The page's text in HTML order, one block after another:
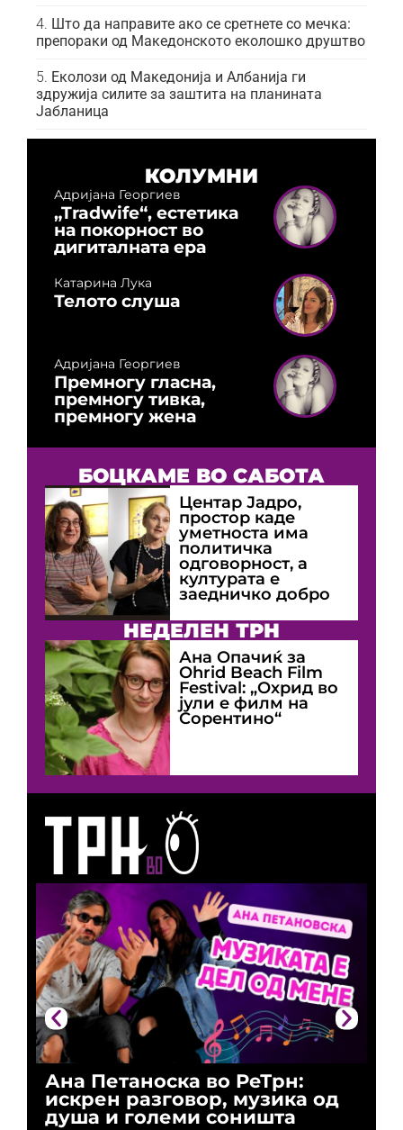
Што да направите ако се сретнете со мечка:
препораки од Македонското еколошко друштво
Еколози од Македонија и Албанија ги
здружија силите за заштита на планината
Јабланица
Ана Петаноска во РеТрн:
искрен разговор, музика од
душа и големи соништа
КОЛУМНИ
Адријана Георгиев
„Tradwife“, естетика
на покорност во
дигиталната ера
Катарина Лука
Телото слуша
Адријана Георгиев
Премногу гласна,
премногу тивка,
премногу жена
БОЦКАМЕ ВО САБОТА
Центар Јадро,
простор каде
уметноста има
политичка
одговорност, а
културата е
заедничко добро
НЕДЕЛЕН ТРН
Ана Опачиќ за
Оhrid Beach Film
Festival: „Охрид во
јули е филм на
Сорентино“